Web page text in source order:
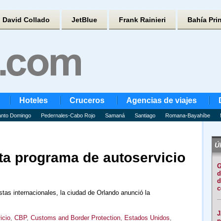
David Collado JetBlue Frank Rainieri Bahía
Hoteles Cruceros Agencias de viajes
Domingo Pedernales-Cabo Rojo Samaná Santiago Romana-Bayahíbe
programa de autoservicio
internacionales, la ciudad de Orlando anunció la
, CBP, Customs and Border Protection, Estados Unidos,